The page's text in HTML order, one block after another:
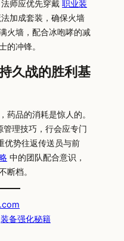
法师应优先穿戴 职业装
加成套装，确保火墙
火墙，配合冰咆哮的减
的冲锋。
久战的胜利基
药品的消耗是惊人的。
管理技巧，行会应专门
优势往返传送员与前
中的团队配合意识，
断档。
装备强化秘籍